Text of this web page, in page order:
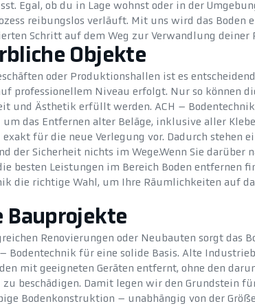
Egal, ob du in Lage wohnst oder in der
reibungslos verläuft. Mit uns wird das Boden
Schritt auf dem Weg zur Verwandlung deiner
Objekte
oder Produktionshallen ist es
professionellem Niveau erfolgt. Nur so können
und Ästhetik erfüllt werden. ACH –
um das Entfernen alter Beläge, inklusive aller
für die neue Verlegung vor. Dadurch stehen
der Sicherheit nichts im Wege.Wenn Sie darüber
besten Leistungen im Bereich Boden entfernen
die richtige Wahl, um Ihre Räumlichkeiten auf
Bauprojekte
Renovierungen oder Neubauten sorgt das
Bodentechnik für eine solide Basis. Alte
mit geeigneten Geräten entfernt, ohne den
zu beschädigen. Damit legen wir den Grundstein
Bodenkonstruktion – unabhängig von der